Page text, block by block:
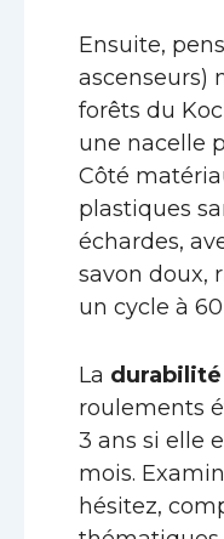
Ensuite,
ascenseurs)
forêts du
une nacelle
Côté
plastiques
échardes,
savon doux,
un cycle à
La durabilité
roulements
3 ans si elle
mois.
hésitez,